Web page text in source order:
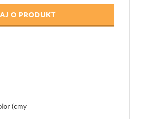
O PRODUKT
(cmy